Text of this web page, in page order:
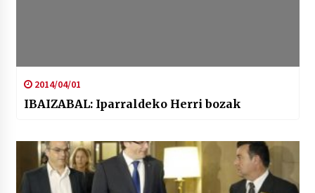
2014/04/01
IBAIZABAL: Iparraldeko Herri bozak